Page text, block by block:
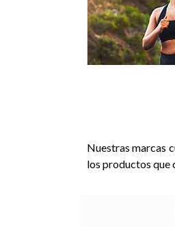
Nuestras marcas
los productos que